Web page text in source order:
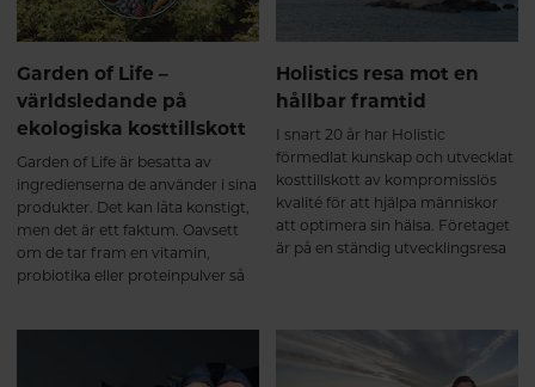
Garden of Life –
världsledande på
ekologiska kosttillskott
Garden of Life är besatta av
ingredienserna de använder i sina
produkter. Det kan låta konstigt,
men det är ett faktum. Oavsett
om de tar fram en vitamin,
probiotika eller proteinpulver så
Holistics resa mot en
hållbar framtid
I snart 20 år har Holistic
förmedlat kunskap och utvecklat
kosttillskott av kompromisslös
kvalité för att hjälpa människor
att optimera sin hälsa. Företaget
är på en ständig utvecklingsresa
förpackningar tar Holistic ännu